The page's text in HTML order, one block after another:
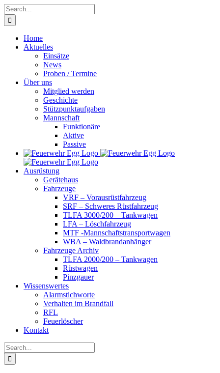
Skip
to
content
Search
for:
Home
Aktuelles
Einsätze
News
Proben / Termine
Über uns
Mitglied werden
Geschichte
Stützpunktaufgaben
Mannschaft
Funktionäre
Aktive
Passive
Ausrüstung
Gerätehaus
Fahrzeuge
VRF – Vorausrüstfahrzeug
SRF – Schweres Rüstfahrzeug
TLFA 3000/200 – Tankwagen
LFA – Löschfahrzeug
MTF -Mannschaftstransportwagen
WBA – Waldbrandanhänger
Fahrzeuge Archiv
TLFA 2000/200 – Tankwagen
Rüstwagen
Pinzgauer
Wissenswertes
Alarmstichworte
Verhalten im Brandfall
RFL
Feuerlöscher
Kontakt
Search
for: